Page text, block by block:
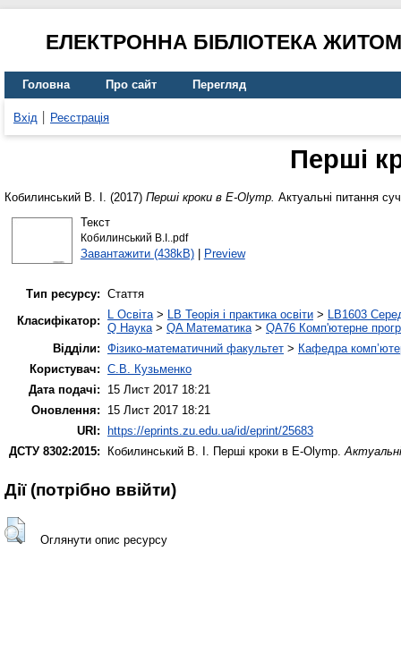
ЕЛЕКТРОННА БІБЛІОТЕКА
Головна Про сайт Перегляд
Вхід Реєстрація
Перші
Кобилинський В. І. (2017) Перші кроки в E-Olymp. Актуальні питання
Текст
Кобилинський В.І..pdf
Завантажити (438kB)| Preview
Тип ресурсу: Стаття
Класифікатор:
L Освіта> LB Теорія і практика освіти > LB1603
Q Наука> QA Математика> QA76 Комп'ютерне
Відділи: Фізико-математичний факультет > Кафедра
Користувач: С.В. Кузьменко
Дата подачі:
15 Лист 2017 18:21
Оновлення:
15 Лист 2017 18:21
URI:
https://eprints.zu.edu.ua/id/eprint/25683
ДСТУ 8302:2015:
Кобилинський В. І. Перші кроки в E-Olymp.
Дії ​​(потрібно ввійти)
Оглянути опис ресурсу